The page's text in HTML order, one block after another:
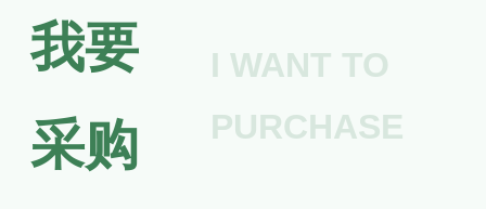
我要
采购
I WANT TO
PURCHASE